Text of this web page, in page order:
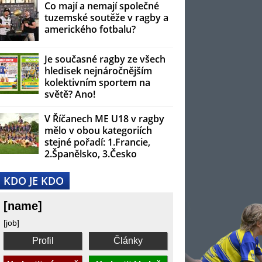
Co mají a nemají společné
tuzemské soutěže v ragby a
amerického fotbalu?
Je současné ragby ze všech
hledisek nejnáročnějším
kolektivním sportem na
světě? Ano!
V Říčanech ME U18 v ragby
mělo v obou kategoriích
stejné pořadí: 1.Francie,
2.Španělsko, 3.Česko
KDO JE KDO
[name]
[job]
Profil Články